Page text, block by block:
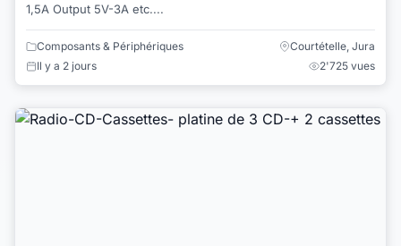
1,5A Output 5V-3A etc....
Composants & Périphériques
Courtételle, Jura
Il y a 2 jours
2'725 vues